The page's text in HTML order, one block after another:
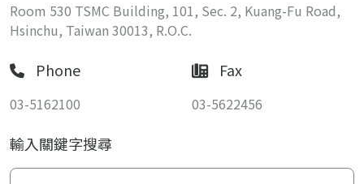
Room 530 TSMC Building, 101, Sec. 2, Kuang-Fu Road,
Hsinchu, Taiwan 30013, R.O.C.
Phone
03-5162100
Fax
03-5622456
輸入關鍵字搜尋